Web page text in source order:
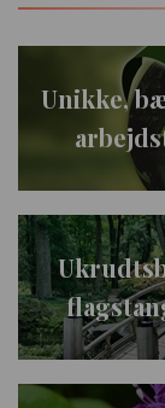
Unikke,